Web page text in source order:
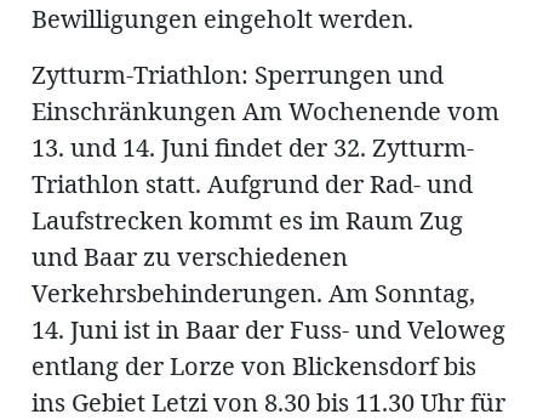
Bewilligungen eingeholt werden.
Zytturm-Triathlon: Sperrungen und
Einschränkungen Am Wochenende vom
13. und 14. Juni findet der 32. Zytturm-
Triathlon statt. Aufgrund der Rad- und
Laufstrecken kommt es im Raum Zug
und Baar zu verschiedenen
Verkehrsbehinderungen. Am Sonntag,
14. Juni ist in Baar der Fuss- und Veloweg
entlang der Lorze von Blickensdorf bis
ins Gebiet Letzi von 8.30 bis 11.30 Uhr für